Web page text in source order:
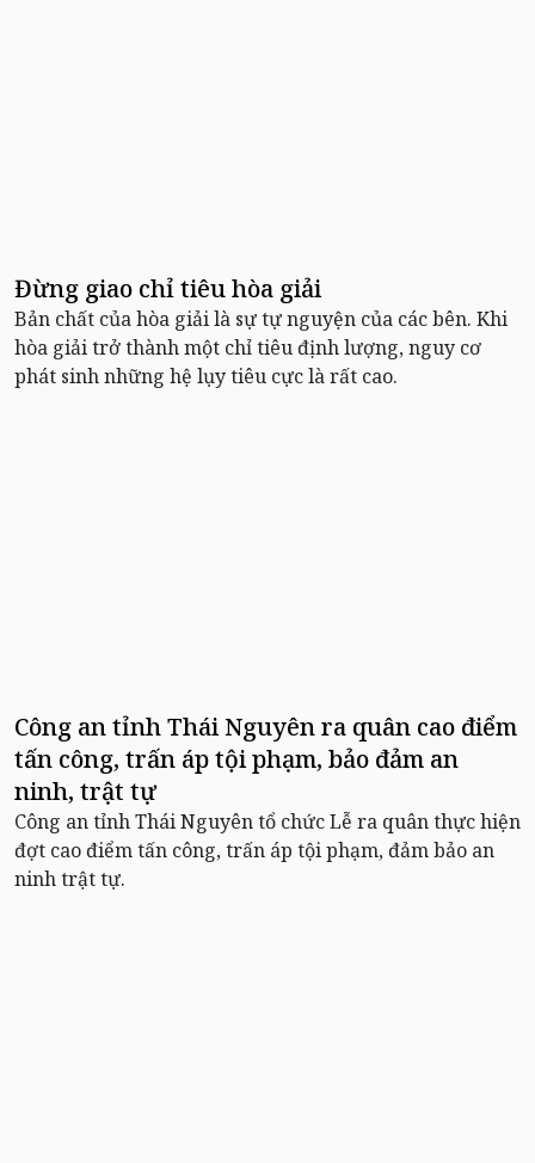
Đừng giao chỉ tiêu hòa giải
Bản chất của hòa giải là sự tự nguyện của các bên. Khi
hòa giải trở thành một chỉ tiêu định lượng, nguy cơ
phát sinh những hệ lụy tiêu cực là rất cao.
Công an tỉnh Thái Nguyên ra quân cao điểm
tấn công, trấn áp tội phạm, bảo đảm an
ninh, trật tự
Công an tỉnh Thái Nguyên tổ chức Lễ ra quân thực hiện
đợt cao điểm tấn công, trấn áp tội phạm, đảm bảo an
ninh trật tự.